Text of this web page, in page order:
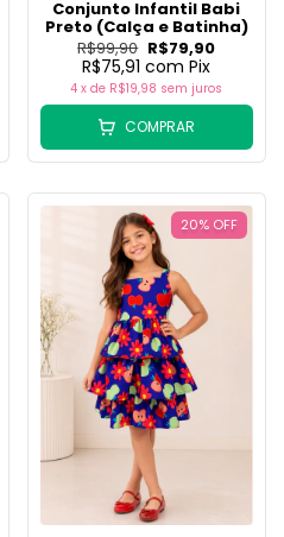
Conjunto Infantil Babi
Preto (Calça e Batinha)
R$99,90 R$79,90
R$75,91com Pix
4 x de R$19,98 sem juros
COMPRAR
20% OFF